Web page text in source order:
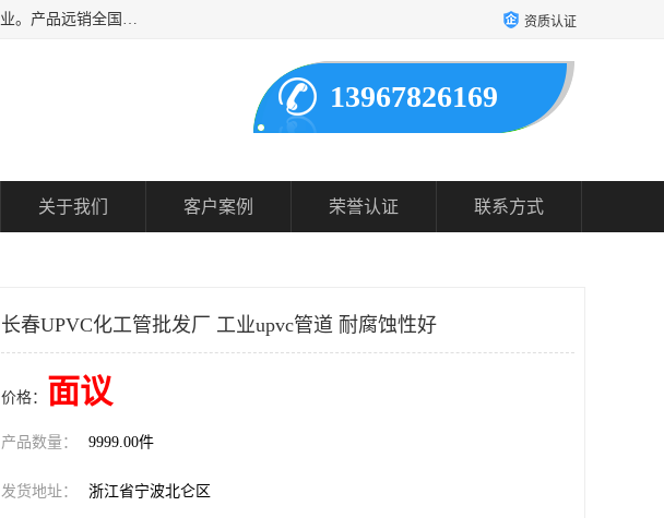
凯鑫管道科技有限公司是一家专业生产PPH、CPVC各类塑料阀门、塑料管道等非金属防腐化工设备的大型企业。产品远销全国三十一个省、市、自治区,广泛应用于化工、石油、氯碱、染料、制药、农药等行业，深受广大用户欢迎，是目前国内生产化工泵、阀门规模较大的生产基地之一。 资质认证
13967826169
关于我们 客户案例 荣誉认证 联系方式
长春UPVC化工管批发厂 工业upvc管道 耐腐蚀性好
价格： 面议
产品数量： 9999.00件
发货地址： 浙江省宁波北仑区